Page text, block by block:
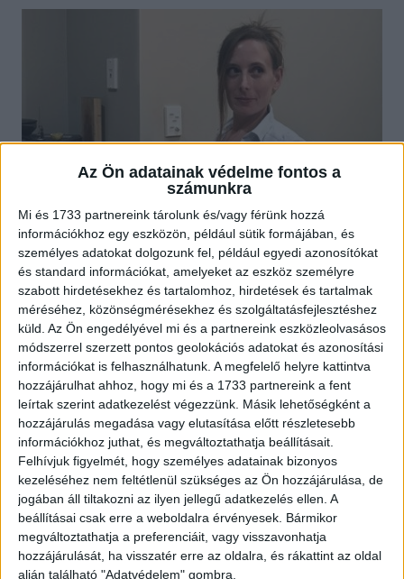
Az Ön adatainak védelme fontos a
számunkra
Mi és 1733 partnereink tárolunk és/vagy férünk hozzá
információkhoz egy eszközön, például sütik formájában, és
személyes adatokat dolgozunk fel, például egyedi azonosítókat
és standard információkat, amelyeket az eszköz személyre
szabott hirdetésekhez és tartalomhoz, hirdetések és tartalmak
méréséhez, közönségmérésekhez és szolgáltatásfejlesztéshez
küld. Az Ön engedélyével mi és a partnereink eszközleolvasásos
módszerrel szerzett pontos geolokációs adatokat és azonosítási
információkat is felhasználhatunk. A megfelelő helyre kattintva
hozzájárulhat ahhoz, hogy mi és a 1733 partnereink a fent
leírtak szerint adatkezelést végezzünk. Másik lehetőségként a
hozzájárulás megadása vagy elutasítása előtt részletesebb
információkhoz juthat, és megváltoztathatja beállításait.
Felhívjuk figyelmét, hogy személyes adatainak bizonyos
kezeléséhez nem feltétlenül szükséges az Ön hozzájárulása, de
jogában áll tiltakozni az ilyen jellegű adatkezelés ellen. A
beállításai csak erre a weboldalra érvényesek. Bármikor
megváltoztathatja a preferenciáit, vagy visszavonhatja
hozzájárulását, ha visszatér erre az oldalra, és rákattint az oldal
alján található "Adatvédelem" gombra.